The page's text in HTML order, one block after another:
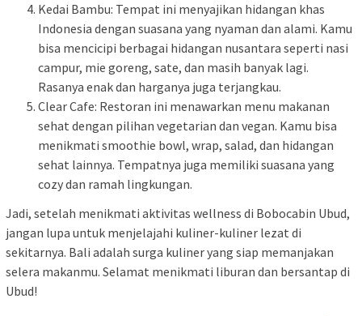
Kedai Bambu: Tempat ini menyajikan hidangan khas
Indonesia dengan suasana yang nyaman dan alami. Kamu
bisa mencicipi berbagai hidangan nusantara seperti nasi
campur, mie goreng, sate, dan masih banyak lagi.
Rasanya enak dan harganya juga terjangkau.
Clear Cafe: Restoran ini menawarkan menu makanan
sehat dengan pilihan vegetarian dan vegan. Kamu bisa
menikmati smoothie bowl, wrap, salad, dan hidangan
sehat lainnya. Tempatnya juga memiliki suasana yang
cozy dan ramah lingkungan.
Jadi, setelah menikmati aktivitas wellness di Bobocabin Ubud,
jangan lupa untuk menjelajahi kuliner-kuliner lezat di
sekitarnya. Bali adalah surga kuliner yang siap memanjakan
selera makanmu. Selamat menikmati liburan dan bersantap di
Ubud!